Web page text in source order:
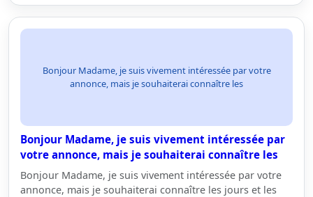
Bonjour Madame, je suis vivement intéressée par votre
annonce, mais je souhaiterai connaître les
Bonjour Madame, je suis vivement intéressée par
votre annonce, mais je souhaiterai connaître les
Bonjour Madame, je suis vivement intéressée par votre
annonce, mais je souhaiterai connaître les jours et les